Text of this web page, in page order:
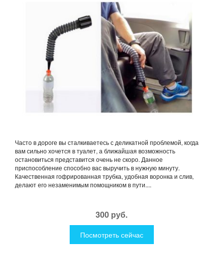
Часто в дороге вы сталкиваетесь с деликатной проблемой, когда
вам сильно хочется в туалет, а ближайшая возможность
остановиться представится очень не скоро. Данное
приспособление способно вас выручить в нужную минуту.
Качественная гофрированная трубка, удобная воронка и слив,
делают его незаменимым помощником в пути....
300 руб.
Посмотреть сейчас